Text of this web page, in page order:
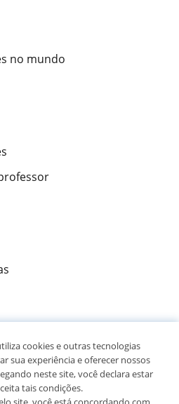
no mundo
de alunos
cookies e outras tecnologias
sua experiência e oferecer nossos
neste site, você declara estar
tais condições.